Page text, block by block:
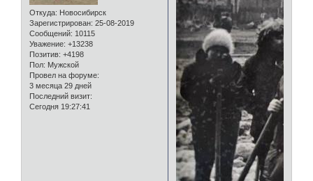
Откуда: Новосибирск
Зарегистрирован: 25-08-2019
Сообщений: 10115
Уважение: +13238
Позитив: +4198
Пол: Мужской
Провел на форуме:
3 месяца 29 дней
Последний визит:
Сегодня 19:27:41